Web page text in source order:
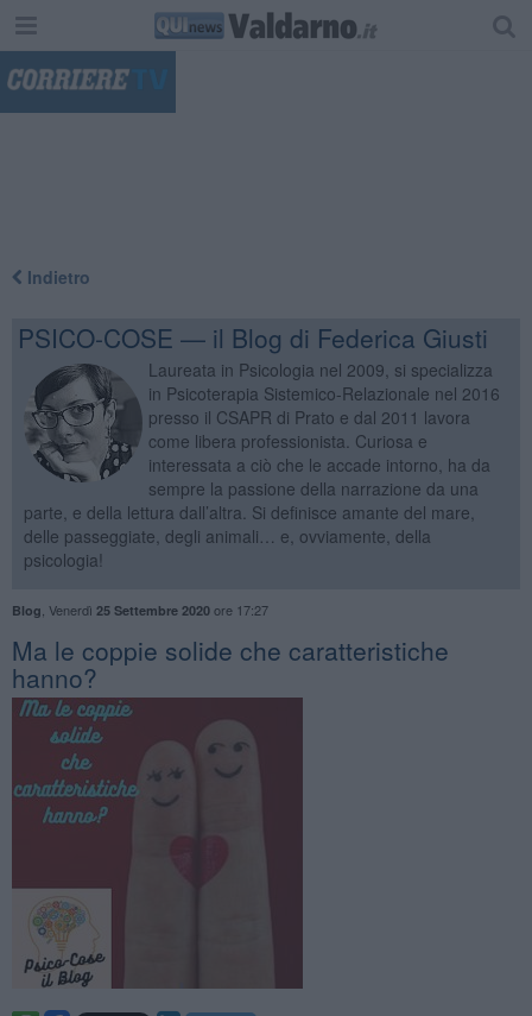
Indietro
PSICO-COSE — il Blog di Federica Giusti
Laureata in Psicologia nel 2009, si specializza
in Psicoterapia Sistemico-Relazionale nel 2016
presso il CSAPR di Prato e dal 2011 lavora
come libera professionista. Curiosa e
interessata a ciò che le accade intorno, ha da
sempre la passione della narrazione da una
parte, e della lettura dall’altra. Si definisce amante del mare,
delle passeggiate, degli animali… e, ovviamente, della
psicologia!
Blog Venerdì 25 Settembre 2020ore 17:27
​Ma le coppie solide che caratteristiche
hanno?